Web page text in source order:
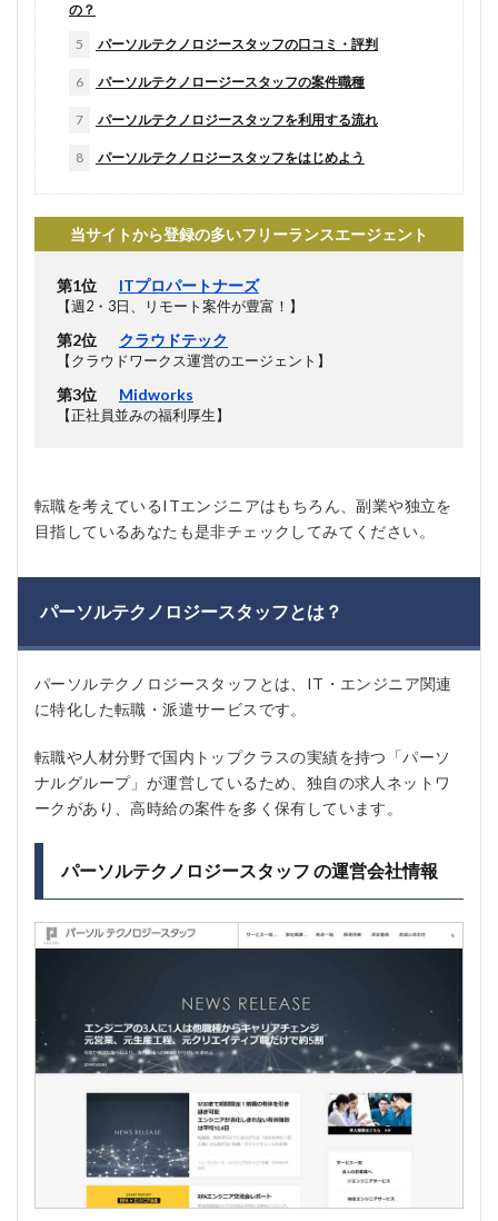
の？
5 パーソルテクノロジースタッフの口コミ・評判
6 パーソルテクノロージースタッフの案件職種
7 パーソルテクノロジースタッフを利用する流れ
8 パーソルテクノロジースタッフをはじめよう
当サイトから登録の多いフリーランスエージェント
第1位 ITプロパートナーズ
【週2・3日、リモート案件が豊富！】
第2位 クラウドテック
【クラウドワークス運営のエージェント】
第3位 Midworks
【正社員並みの福利厚生】
転職を考えているITエンジニアはもちろん、副業や独立を
目指しているあなたも是非チェックしてみてください。
パーソルテクノロジースタッフとは？
パーソルテクノロジースタッフとは、IT・エンジニア関連
に特化した転職・派遣サービスです。
転職や人材分野で国内トップクラスの実績を持つ「パーソ
ナルグループ」が運営しているため、独自の求人ネットワ
ークがあり、高時給の案件を多く保有しています。
パーソルテクノロジースタッフ の運営会社情報